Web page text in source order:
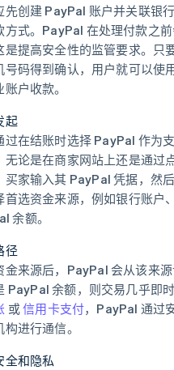
先创建 PayPal 账户并关联银
方式。PayPal 在处理付款之
是提高安全性的监管要求。只
号码得到确认，用户就可以使
户收款。
起
过在结账时选择 PayPal 作为
无论是在商家网站上还是通过
买家输入其 PayPal 凭据，然
首选资金来源，例如银行账户
余额。
径
金来源后，PayPal 会从该来
PayPal 余额，则交易几乎即
或信用卡支付，PayPal 通过
进行通信。
全和隐私